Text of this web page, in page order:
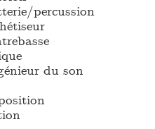
percussion
du son